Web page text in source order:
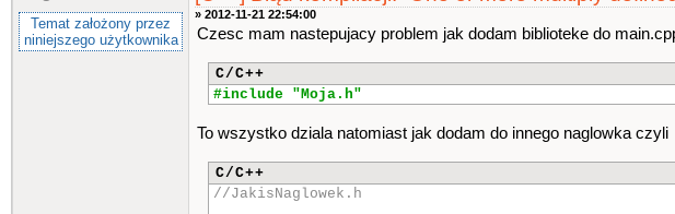
Temat założony przez
niniejszego użytkownika
» 2012-11-21 22:54:00
Czesc mam nastepujacy problem jak dodam biblioteke do
C/C++
#include "Moja.h"
To wszystko dziala natomiast jak dodam do innego naglowka czyli
C/C++
//JakisNaglowek.h